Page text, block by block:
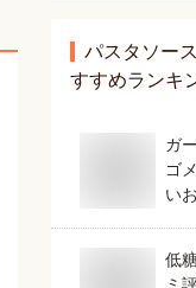
パスタソー
すすめランキ
ガ
ゴ
い
低